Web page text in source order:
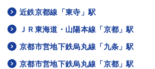
近鉄京都線「東寺」駅
ＪＲ東海道・山陽本線「京都」駅
京都市営地下鉄烏丸線「九条」駅
京都市営地下鉄烏丸線「京都」駅